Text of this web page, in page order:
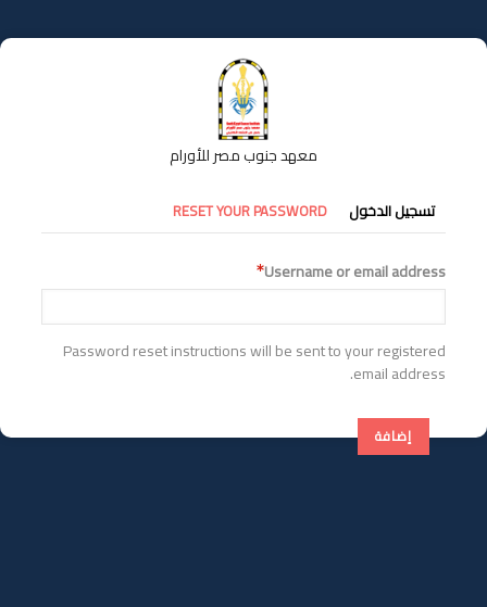
إلى
المحتوى
معهد جنوب مصر للأورام
التبويبات
الأساسية
تسجيل الدخول RESET YOUR PASSWORD
Username or email address
Password reset instructions will be sent to your registered
email address.